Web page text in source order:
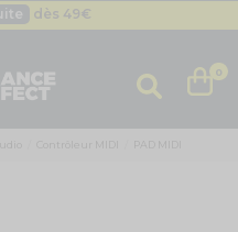
dès 49€
dès 49 0